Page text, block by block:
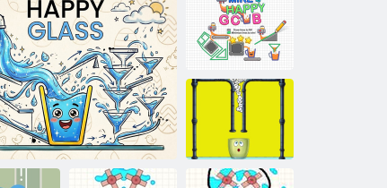
Bardak